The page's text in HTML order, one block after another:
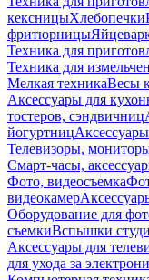
кексницыХлебопечки
фритюрницы
Техника для
Техника для
Мелкая техникаВесы
Аксессуары для
тостеров, сэндвичниц
йогуртниц
Телевизоры,
Смарт-часы,
Фото, видеосъемка
видеокамер
Оборудование для
съемкиВспышки
Аксессуары для
для ухода за